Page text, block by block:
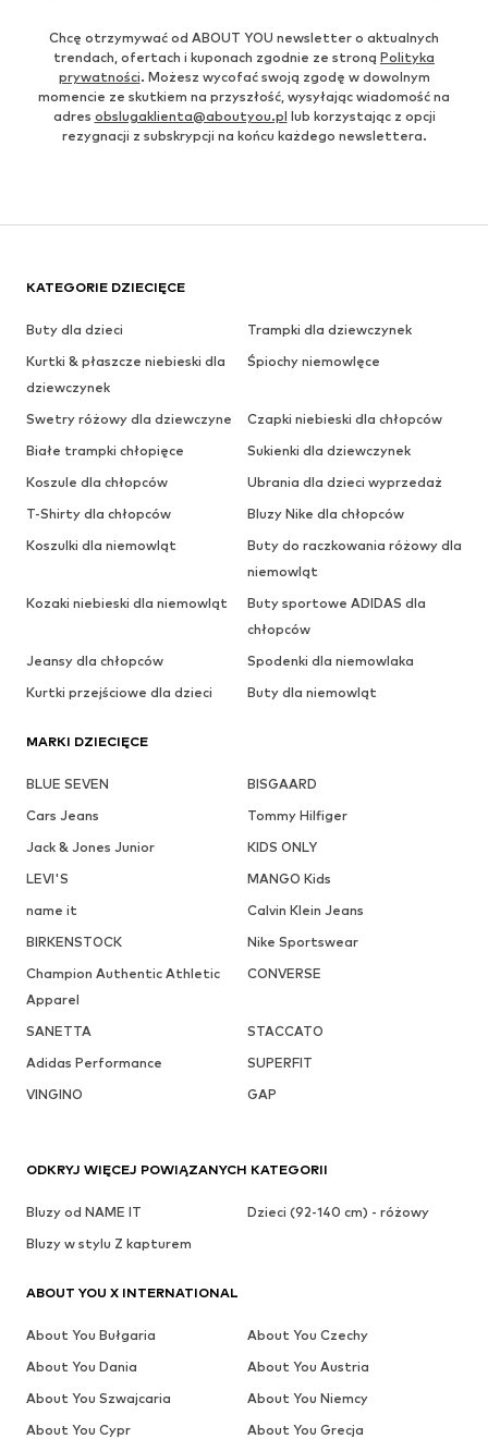
Chcę otrzymywać od ABOUT YOU newsletter o aktualnych
trendach, ofertach i kuponach zgodnie ze stroną Polityka
prywatności. Możesz wycofać swoją zgodę w dowolnym
momencie ze skutkiem na przyszłość, wysyłając wiadomość na
adres obslugaklienta@aboutyou.pl lub korzystając z opcji
rezygnacji z subskrypcji na końcu każdego newslettera.
KATEGORIE DZIECIĘCE
Buty dla dzieci
Trampki dla dziewczynek
Kurtki & płaszcze niebieski dla
dziewczynek
Śpiochy niemowlęce
Swetry różowy dla dziewczyne
Czapki niebieski dla chłopców
Białe trampki chłopięce
Sukienki dla dziewczynek
Koszule dla chłopców
Ubrania dla dzieci wyprzedaż
T-Shirty dla chłopców
Bluzy Nike dla chłopców
Koszulki dla niemowląt
Buty do raczkowania różowy dla
niemowląt
Kozaki niebieski dla niemowląt
Buty sportowe ADIDAS dla
chłopców
Jeansy dla chłopców
Spodenki dla niemowlaka
Kurtki przejściowe dla dzieci
Buty dla niemowląt
MARKI DZIECIĘCE
BLUE SEVEN
BISGAARD
Cars Jeans
Tommy Hilfiger
Jack & Jones Junior
KIDS ONLY
LEVI'S
MANGO Kids
name it
Calvin Klein Jeans
BIRKENSTOCK
Nike Sportswear
Champion Authentic Athletic
Apparel
CONVERSE
SANETTA
STACCATO
Adidas Performance
SUPERFIT
VINGINO
GAP
ODKRYJ WIĘCEJ POWIĄZANYCH KATEGORII
Bluzy od NAME IT
Dzieci (92-140 cm) - różowy
Bluzy w stylu Z kapturem
ABOUT YOU X INTERNATIONAL
About You Bułgaria
About You Czechy
About You Dania
About You Austria
About You Szwajcaria
About You Niemcy
About You Cypr
About You Grecja